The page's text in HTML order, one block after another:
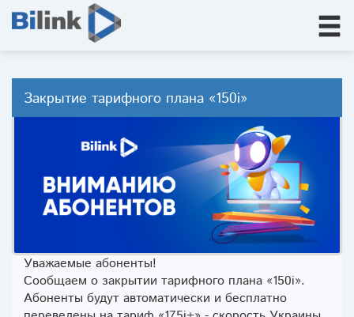
Закрытие тарифного плана «150i»
Уважаемые абоненты!
Сообщаем о закрытии тарифного плана «150i».
Абоненты будут автоматически и бесплатно